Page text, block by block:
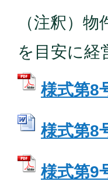
（注釈）
を目安に経
様式第8
様式第8
様式第9